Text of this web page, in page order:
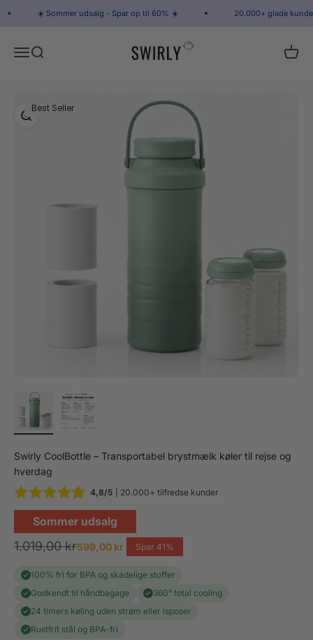
☀️ Sommer udsalg - Spar op til 60% ☀️ 20.000+ glade kunder
Åbn navigationsmenu
Åbn søgefunktion
Åbn
Best Seller
Zoom
Swirly CoolBottle – Transportabel brystmælk køler til rejse og
hverdag
4,8/5 | 20.000+ tilfredse kunder
Sommer udsalg
Normalpris
1.019,00 krSalgspris
599,00 kr Spar 41%
100% fri for BPA og skadelige stoffer
Godkendt til håndbagage
360° total cooling
24 timers køling uden strøm eller isposer
Rustfrit stål og BPA-fri